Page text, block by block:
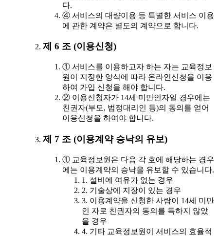
다.
④ 서비스의 대량이용 등 특별한 서비스 이용
에 관한 계약은 별도의 계약으로 합니다.
제 6 조 (이용신청)
① 서비스를 이용하고자 하는 자는 교육정보
원이 지정한 양식에 따라 온라인신청을 이용
하여 가입 신청을 해야 합니다.
② 이용신청자가 14세 미만인자일 경우에는
친권자(부모, 법정대리인 등)의 동의를 얻어
이용신청을 하여야 합니다.
제 7 조 (이용계약 승낙의 유보)
① 교육정보원은 다음 각 호에 해당하는 경우
에는 이용계약의 승낙을 유보할 수 있습니다.
1. 설비에 여유가 없는 경우
2. 기술상에 지장이 있는 경우
3. 이용계약을 신청한 사람이 14세 미만
인 자로 친권자의 동의를 득하지 않았
을 경우
4. 기타 교육정보원이 서비스의 효율적